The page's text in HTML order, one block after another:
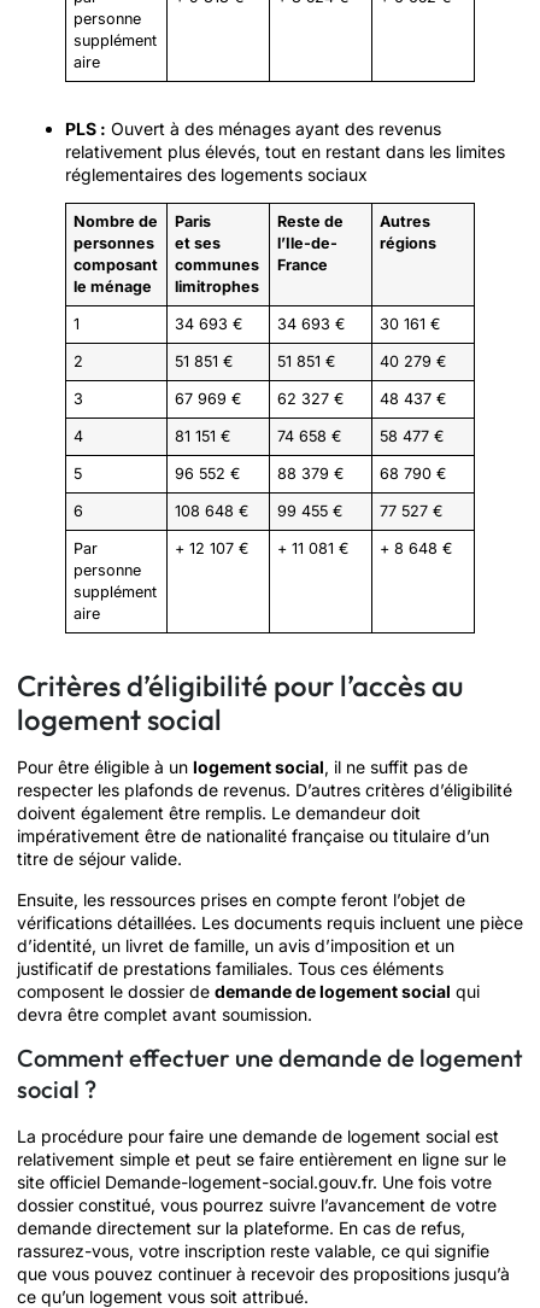
personne
supplément
aire
PLS : Ouvert à des ménages ayant des revenus
relativement plus élevés, tout en restant dans les limites
réglementaires des logements sociaux
Nombre de
personnes
composant
le ménage
Paris
et ses
communes
limitrophes
Reste de
l’Ile-de-
France
Autres
régions
1 34 693 € 34 693 € 30 161 €
2 51 851 € 51 851 € 40 279 €
3 67 969 € 62 327 € 48 437 €
4 81 151 € 74 658 € 58 477 €
5 96 552 € 88 379 € 68 790 €
6 108 648 € 99 455 € 77 527 €
Par
personne
supplément
aire
+ 12 107 € + 11 081 € + 8 648 €
Critères d’éligibilité pour l’accès au
logement social
Pour être éligible à un logement social, il ne suffit pas de
respecter les plafonds de revenus. D’autres critères d’éligibilité
doivent également être remplis. Le demandeur doit
impérativement être de nationalité française ou titulaire d’un
titre de séjour valide.
Ensuite, les ressources prises en compte feront l’objet de
vérifications détaillées. Les documents requis incluent une pièce
d’identité, un livret de famille, un avis d’imposition et un
justificatif de prestations familiales. Tous ces éléments
composent le dossier de demande de logement social qui
devra être complet avant soumission.
Comment effectuer une demande de logement
social ?
La procédure pour faire une demande de logement social est
relativement simple et peut se faire entièrement en ligne sur le
site officiel Demande-logement-social.gouv.fr. Une fois votre
dossier constitué, vous pourrez suivre l’avancement de votre
demande directement sur la plateforme. En cas de refus,
rassurez-vous, votre inscription reste valable, ce qui signifie
que vous pouvez continuer à recevoir des propositions jusqu’à
ce qu’un logement vous soit attribué.